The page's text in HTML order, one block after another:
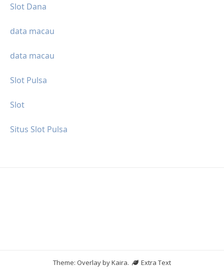
Slot Dana
data macau
data macau
Slot Pulsa
Slot
Situs Slot Pulsa
Theme: Overlay byKaira.
Extra Text